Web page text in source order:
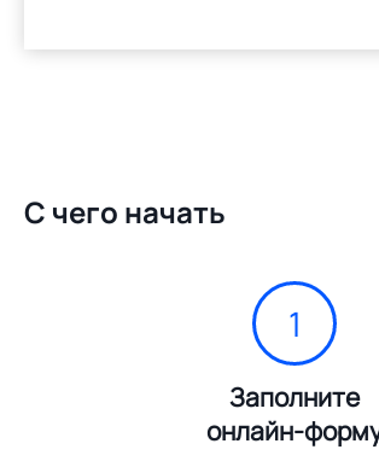
С чего начать
1
Заполните
онлайн-